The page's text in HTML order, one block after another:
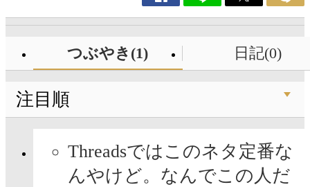
つぶやき(1) 日記(0)
注目順
Threadsではこのネタ定番な
んやけど。なんでこの人だ